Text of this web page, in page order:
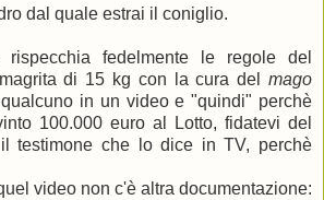
dal quale estrai il coniglio.
fedelmente le regole del
di 15 kg con la cura del mago
in un video e "quindi" perchè
100.000 euro al Lotto, fidatevi del
testimone che lo dice in TV, perchè
video non c'è altra documentazione: